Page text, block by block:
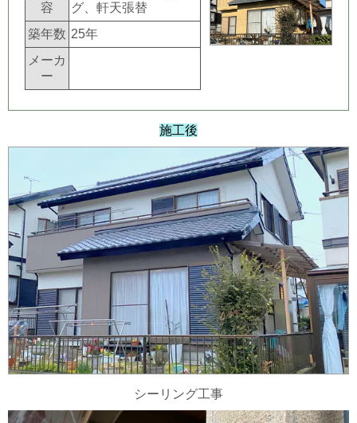
容
グ、軒天張替
築年数 25年
メーカ
ー
施工後
シーリング工事